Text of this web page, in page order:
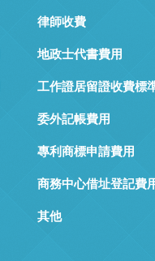
律師收費
地政士代書費用
工作證居留證收費標
委外記帳費用
專利商標申請費用
商務中心借址登記費
其他